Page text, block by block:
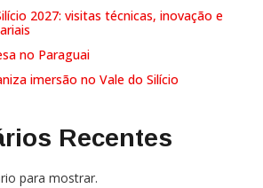
2027: visitas técnicas, inovação e
no Paraguai
imersão no Vale do Silício
Recentes
para mostrar.